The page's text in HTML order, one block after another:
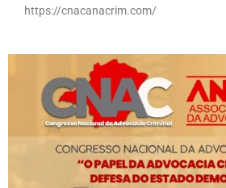
https://cnacanacrim.com/